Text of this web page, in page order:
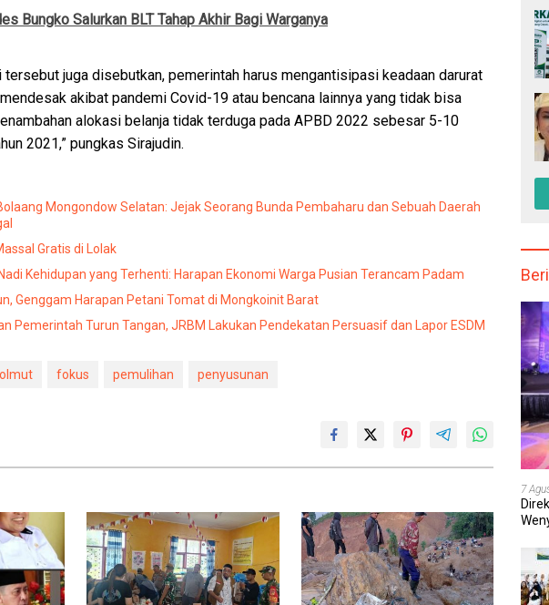
Bungko Salurkan BLT Tahap Akhir Bagi Warganya
tersebut juga disebutkan, pemerintah harus mengantisipasi keadaan darurat
akibat pandemi Covid-19 atau bencana lainnya yang tidak bisa
alokasi belanja tidak terduga pada APBD 2022 sebesar 5-10
2021,” pungkas Sirajudin.
Mongondow Selatan: Jejak Seorang Bunda Pembaharu dan Sebuah Daerah
Gratis di Lolak
Kehidupan yang Terhenti: Harapan Ekonomi Warga Pusian Terancam Padam
Genggam Harapan Petani Tomat di Mongkoinit Barat
Pemerintah Turun Tangan, JRBM Lakukan Pendekatan Persuasif dan Lapor ESDM
fokus pemulihan penyusunan
7